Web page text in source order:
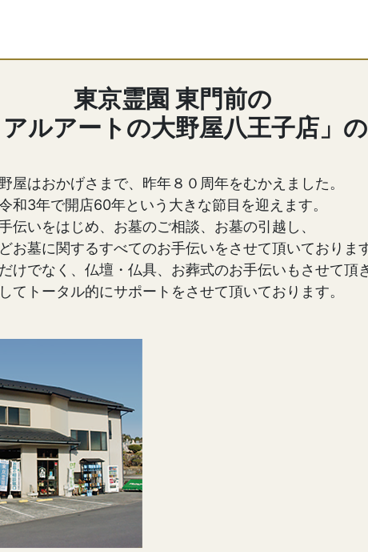
東京霊園 東門前の
アルアートの大野屋八王子店」
屋はおかげさまで、昨年８０周年をむかえました。
和3年で開店60年という大きな節目を迎えます。
伝いをはじめ、お墓のご相談、お墓の引越し、
お墓に関するすべてのお手伝いをさせて頂いておりま
けでなく、仏壇・仏具、お葬式のお手伝いもさせて頂
てトータル的にサポートをさせて頂いております。